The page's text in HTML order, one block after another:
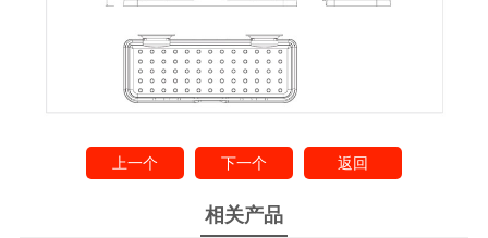
上一个 下一个 返回
相关产品